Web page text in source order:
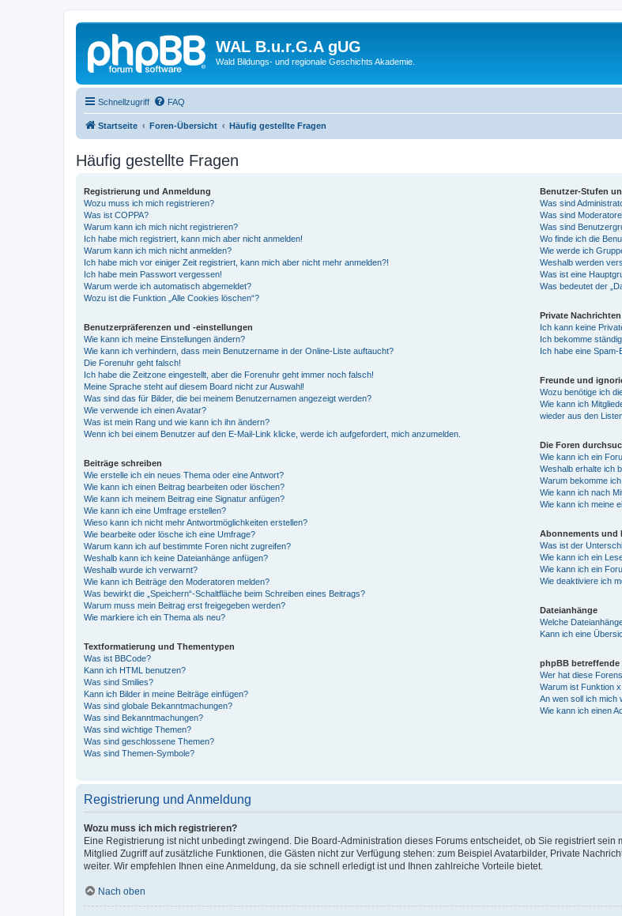
WAL B.u.r.G.A gUG
Wald Bildungs- und regionale Geschichts Akademie.
Schnellzugriff FAQ
Startseite Foren-Übersicht Häufig gestellte Fragen
Häufig gestellte Fragen
Registrierung und Anmeldung
Wozu muss ich mich registrieren?
Was ist COPPA?
Warum kann ich mich nicht registrieren?
Ich habe mich registriert, kann mich aber nicht anmelden!
Warum kann ich mich nicht anmelden?
Ich habe mich vor einiger Zeit registriert, kann mich aber nicht mehr anmelden?!
Ich habe mein Passwort vergessen!
Warum werde ich automatisch abgemeldet?
Wozu ist die Funktion „Alle Cookies löschen“?
Benutzerpräferenzen und -einstellungen
Wie kann ich meine Einstellungen ändern?
Wie kann ich verhindern, dass mein Benutzername in der Online-Liste auftaucht?
Die Forenuhr geht falsch!
Ich habe die Zeitzone eingestellt, aber die Forenuhr geht immer noch falsch!
Meine Sprache steht auf diesem Board nicht zur Auswahl!
Was sind das für Bilder, die bei meinem Benutzernamen angezeigt werden?
Wie verwende ich einen Avatar?
Was ist mein Rang und wie kann ich ihn ändern?
Wenn ich bei einem Benutzer auf den E-Mail-Link klicke, werde ich aufgefordert, mich anzumelden.
Beiträge schreiben
Wie erstelle ich ein neues Thema oder eine Antwort?
Wie kann ich einen Beitrag bearbeiten oder löschen?
Wie kann ich meinem Beitrag eine Signatur anfügen?
Wie kann ich eine Umfrage erstellen?
Wieso kann ich nicht mehr Antwortmöglichkeiten erstellen?
Wie bearbeite oder lösche ich eine Umfrage?
Warum kann ich auf bestimmte Foren nicht zugreifen?
Weshalb kann ich keine Dateianhänge anfügen?
Weshalb wurde ich verwarnt?
Wie kann ich Beiträge den Moderatoren melden?
Was bewirkt die „Speichern“-Schaltfläche beim Schreiben eines Beitrags?
Warum muss mein Beitrag erst freigegeben werden?
Wie markiere ich ein Thema als neu?
Textformatierung und Thementypen
Was ist BBCode?
Kann ich HTML benutzen?
Was sind Smilies?
Kann ich Bilder in meine Beiträge einfügen?
Was sind globale Bekanntmachungen?
Was sind Bekanntmachungen?
Was sind wichtige Themen?
Was sind geschlossene Themen?
Was sind Themen-Symbole?
Benutzer-Stufen
Was sind
Was sind
Was sind
Wo finde ich die
Wie werde ich
Weshalb werden
Was ist eine
Was bedeutet der
Private Nachrichten
Ich kann keine
Ich bekomme
Ich habe eine
Freunde und
Wozu benötige ich
Wie kann ich
wieder aus den
Die Foren
Wie kann ich ein
Weshalb erhalte ich
Warum bekomme
Wie kann ich nach
Wie kann ich meine
Abonnements und
Was ist der
Wie kann ich ein
Wie kann ich ein
Wie deaktiviere ich
Dateianhänge
Welche
Kann ich eine
phpBB betreffende
Wer hat diese
Warum ist Funktion
An wen soll ich mich
Wie kann ich einen
Registrierung und Anmeldung
Wozu muss ich mich registrieren?
Eine Registrierung ist nicht unbedingt zwingend. Die Board-Administration dieses Forums entscheidet, ob Sie registriert
Mitglied Zugriff auf zusätzliche Funktionen, die Gästen nicht zur Verfügung stehen: zum Beispiel Avatarbilder, Private
weiter. Wir empfehlen Ihnen eine Anmeldung, da sie schnell erledigt ist und Ihnen zahlreiche Vorteile bietet.
Nach oben